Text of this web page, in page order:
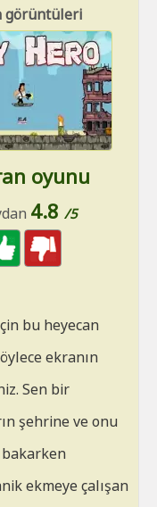
görüntüleri
oyunu
4.8 /5
bu heyecan
ekranın
Sen bir
şehrine ve onu
bakarken
ekmeye çalışan